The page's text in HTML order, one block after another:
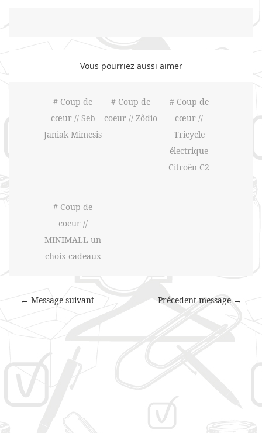
Vous pourriez aussi aimer
# Coup de
cœur // Seb
Janiak Mimesis
# Coup de
coeur // Zôdio
# Coup de
cœur //
Tricycle
électrique
Citroën C2
# Coup de
coeur //
MINIMALL un
choix cadeaux
Précedent message →
← Message suivant